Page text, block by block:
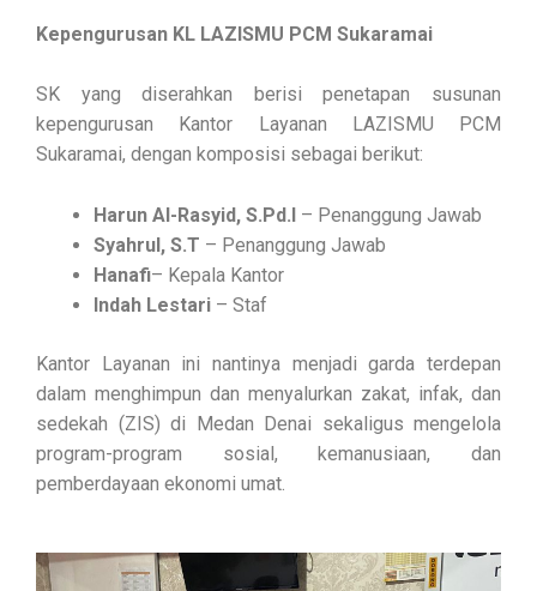
Kepengurusan KL LAZISMU PCM Sukaramai
SK yang diserahkan berisi penetapan susunan
kepengurusan Kantor Layanan LAZISMU PCM
Sukaramai, dengan komposisi sebagai berikut:
Harun Al-Rasyid, S.Pd.I – Penanggung Jawab
Syahrul, S.T – Penanggung Jawab
Hanafi– Kepala Kantor
Indah Lestari – Staf
Kantor Layanan ini nantinya menjadi garda terdepan
dalam menghimpun dan menyalurkan zakat, infak, dan
sedekah (ZIS) di Medan Denai sekaligus mengelola
program-program sosial, kemanusiaan, dan
pemberdayaan ekonomi umat.